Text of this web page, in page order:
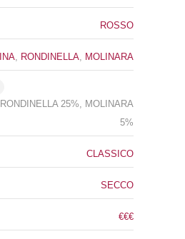
ROSSO
, RONDINELLA, MOLINARA
25%, MOLINARA
5%
CLASSICO
SECCO
€€€